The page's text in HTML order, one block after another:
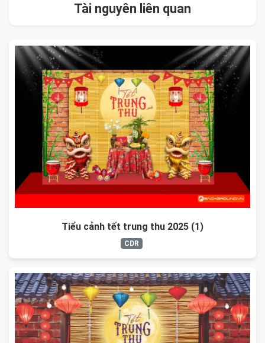
Tài nguyên liên quan
Tiểu cảnh tết trung thu 2025 (1)
CDR